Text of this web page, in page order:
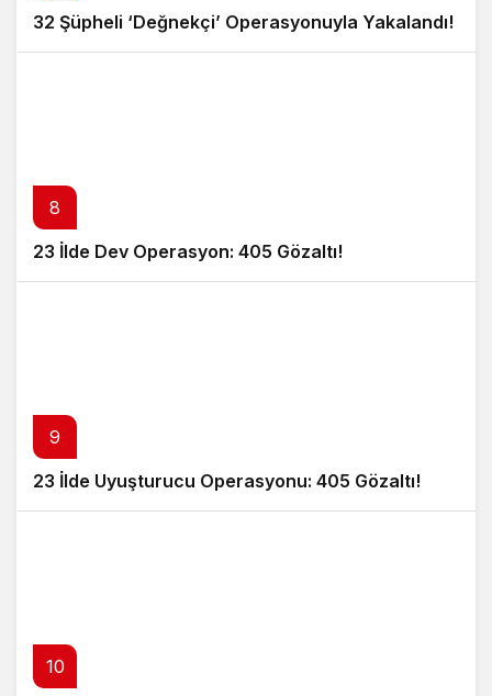
32 Şüpheli ‘Değnekçi’ Operasyonuyla Yakalandı!
8
23 İlde Dev Operasyon: 405 Gözaltı!
9
23 İlde Uyuşturucu Operasyonu: 405 Gözaltı!
10